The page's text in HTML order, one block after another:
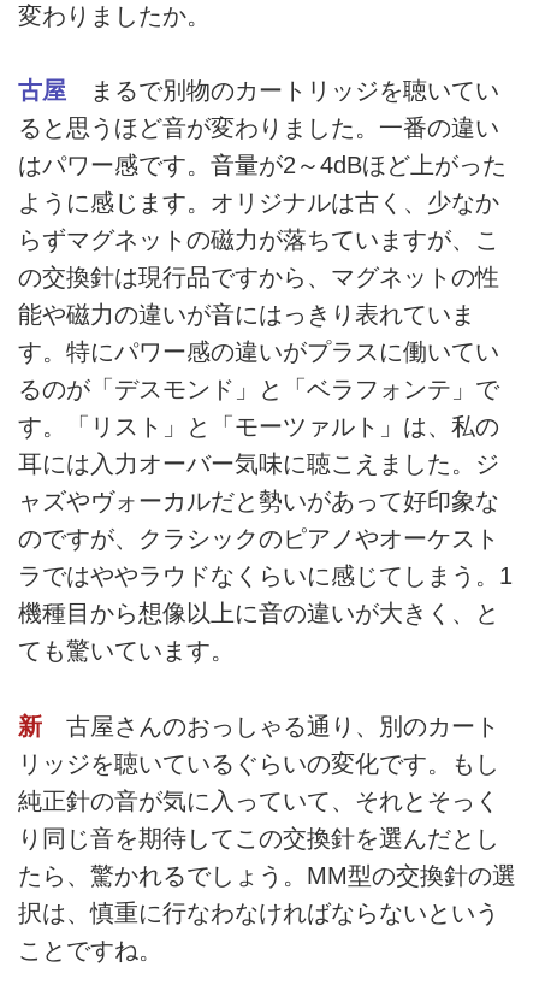
変わりましたか。
古屋 まるで別物のカートリッジを聴いてい
ると思うほど音が変わりました。一番の違い
はパワー感です。音量が2～4dBほど上がった
ように感じます。オリジナルは古く、少なか
らずマグネットの磁力が落ちていますが、こ
の交換針は現行品ですから、マグネットの性
能や磁力の違いが音にはっきり表れていま
す。特にパワー感の違いがプラスに働いてい
るのが「デスモンド」と「ベラフォンテ」で
す。「リスト」と「モーツァルト」は、私の
耳には入力オーバー気味に聴こえました。ジ
ャズやヴォーカルだと勢いがあって好印象な
のですが、クラシックのピアノやオーケスト
ラではややラウドなくらいに感じてしまう。1
機種目から想像以上に音の違いが大きく、と
ても驚いています。
新 古屋さんのおっしゃる通り、別のカート
リッジを聴いているぐらいの変化です。もし
純正針の音が気に入っていて、それとそっく
り同じ音を期待してこの交換針を選んだとし
たら、驚かれるでしょう。MM型の交換針の選
択は、慎重に行なわなければならないという
ことですね。